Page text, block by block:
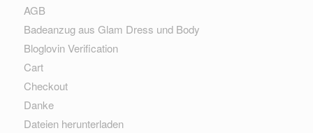
AGB
Badeanzug aus Glam Dress und Body
Bloglovin Verification
Cart
Checkout
Danke
Dateien herunterladen